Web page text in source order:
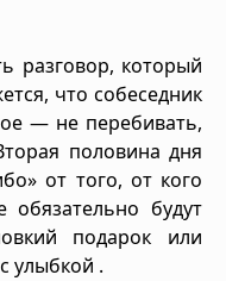
разговор, который
что собеседник
— не перебивать,
половина дня
от того, от кого
будут
подарок или
улыбкой .